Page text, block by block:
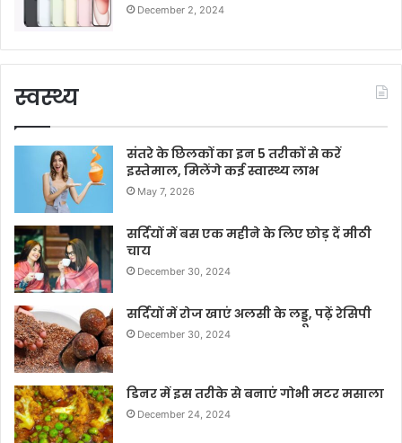
December 2, 2024
स्वस्थ्य
संतरे के छिलकों का इन 5 तरीकों से करें
इस्तेमाल, मिलेंगे कई स्वास्थ्य लाभ
May 7, 2026
सर्दियों में बस एक महीने के लिए छोड़ दें मीठी
चाय
December 30, 2024
सर्दियों में रोज खाएं अलसी के लड्डू, पढ़ें रेसिपी
December 30, 2024
डिनर में इस तरीके से बनाएं गोभी मटर मसाला
December 24, 2024